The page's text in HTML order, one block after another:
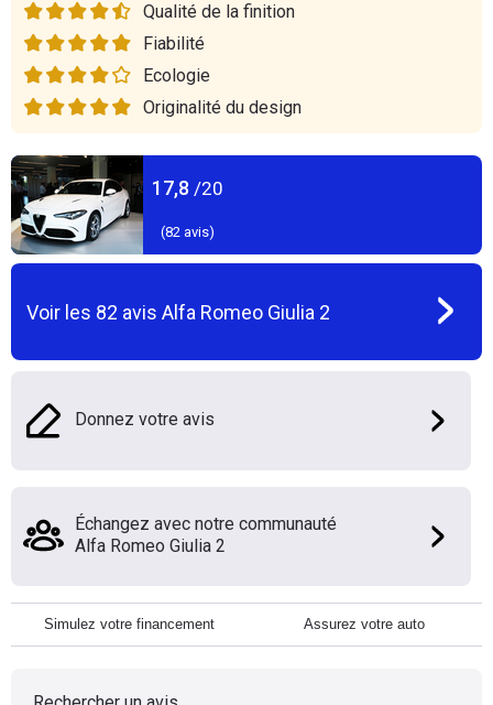
Qualité de la finition
Fiabilité
Ecologie
Originalité du design
17,8 /20
(82 avis)
Voir les 82 avis Alfa Romeo Giulia 2
Donnez votre avis
Échangez avec notre communauté
Alfa Romeo Giulia 2
Simulez votre financement Assurez votre auto